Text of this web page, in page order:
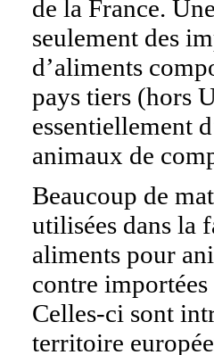
de la France.
seulement des
d’aliments
pays tiers (hors
essentiellement
animaux de
Beaucoup de
utilisées dans la
aliments pour
contre importées
Celles-ci sont
territoire